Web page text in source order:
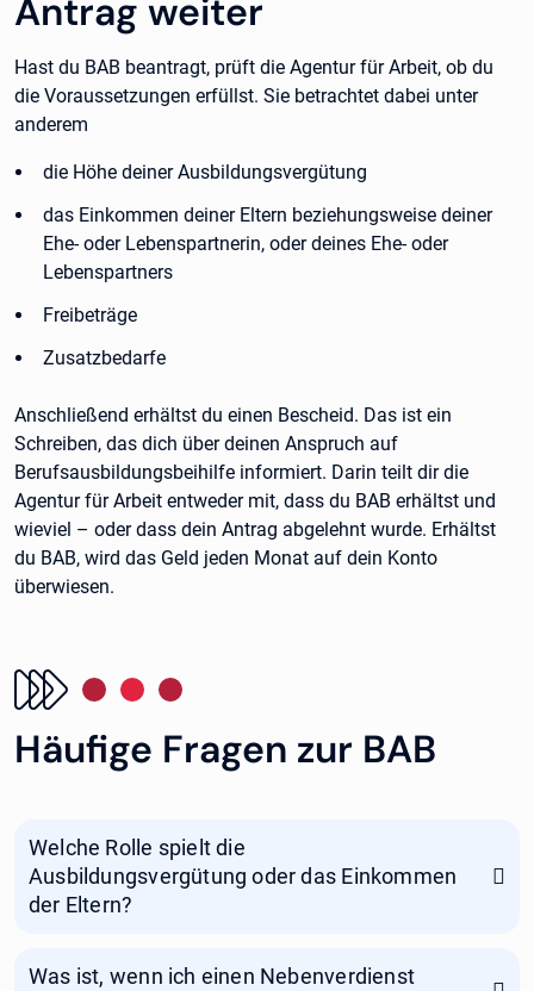
Antrag weiter
Hast du BAB beantragt, prüft die Agentur für Arbeit, ob du
die Voraussetzungen erfüllst. Sie betrachtet dabei unter
anderem
die Höhe deiner Ausbildungsvergütung
das Einkommen deiner Eltern beziehungsweise deiner
Ehe- oder Lebenspartnerin, oder deines Ehe- oder
Lebenspartners
Freibeträge
Zusatzbedarfe
Anschließend erhältst du einen Bescheid. Das ist ein
Schreiben, das dich über deinen Anspruch auf
Berufsausbildungsbeihilfe informiert. Darin teilt dir die
Agentur für Arbeit entweder mit, dass du BAB erhältst und
wieviel – oder dass dein Antrag abgelehnt wurde. Erhältst
du BAB, wird das Geld jeden Monat auf dein Konto
überwiesen.
Häufige Fragen zur BAB
Welche Rolle spielt die
Ausbildungsvergütung oder das Einkommen
der Eltern?
Was ist, wenn ich einen Nebenverdienst